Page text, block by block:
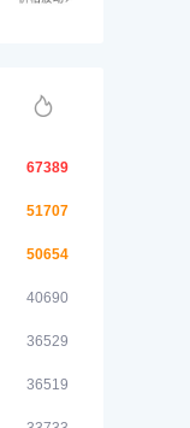
67389
51707
50654
40690
36529
36519